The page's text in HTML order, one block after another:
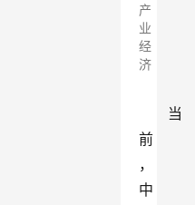
产
业
经
济
当
前
，
中